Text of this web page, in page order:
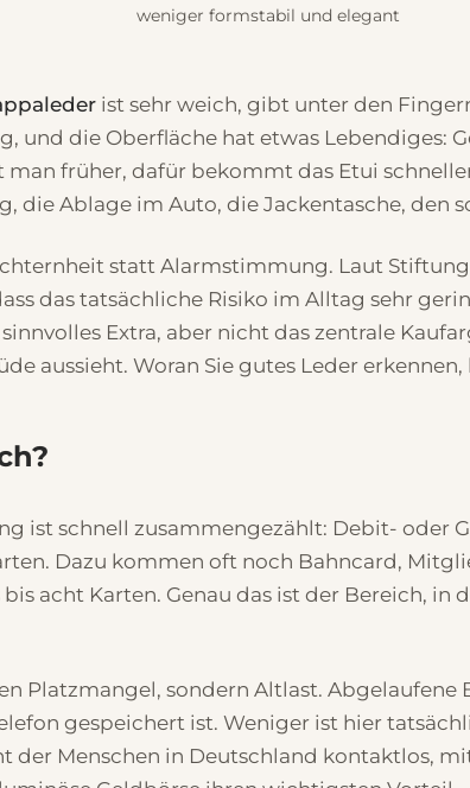
weniger formstabil und elegant
ist sehr weich, gibt unter den
und die Oberfläche hat etwas Lebendiges:
man früher, dafür bekommt das Etui
die Ablage im Auto, die Jackentasche, den
statt Alarmstimmung. Laut
das tatsächliche Risiko im Alltag sehr
Extra, aber nicht das zentrale
aussieht. Woran Sie gutes Leder
ist schnell zusammengezählt: Debit- oder
Dazu kommen oft noch Bahncard,
acht Karten. Genau das ist der Bereich,
Platzmangel, sondern Altlast.
gespeichert ist. Weniger ist hier
der Menschen in Deutschland kontaktlos,